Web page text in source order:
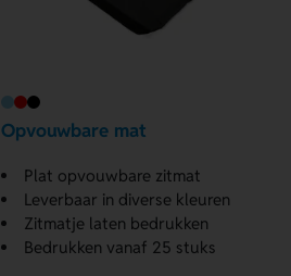
Opvouwbare mat
Plat opvouwbare zitmat
Leverbaar in diverse kleuren
Zitmatje laten bedrukken
Bedrukken vanaf 25 stuks